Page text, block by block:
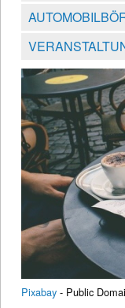
Pixabay - Public